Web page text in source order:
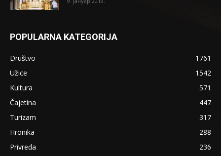
POPULARNA KATEGORIJA
Društvo
1761
Užice
1542
Kultura
571
Čajetina
447
Turizam
317
Hronika
288
Privreda
236